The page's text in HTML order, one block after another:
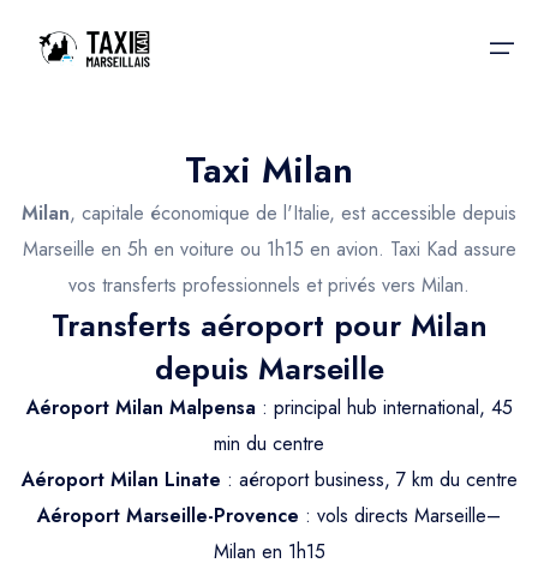
Nos services
Nos services
Taxis Aéroport
Trajet Gare SNCF
Trajet Port croisière
Trajet Santé
Trajet Longue Distance
Taxis aéroport
Réservation
Actualités & évènements
Contactez-nous
Taxi Milan
Milan, capitale économique de l'Italie, est accessible depuis
Marseille en 5h en voiture ou 1h15 en avion. Taxi Kad assure
vos transferts professionnels et privés vers Milan.
Transferts aéroport pour Milan
depuis Marseille
Aéroport Milan Malpensa: principal hub international, 45
min du centre
Aéroport Milan Linate : aéroport business, 7 km du centre
Aéroport Marseille-Provence : vols directs Marseille–
Milan en 1h15